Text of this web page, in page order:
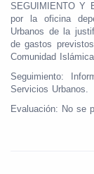
SEGUIMIENTO Y
por la oficina
Urbanos de la
de gastos
Comunidad
Seguimiento:
Servicios Urbanos.
Evaluación: No se